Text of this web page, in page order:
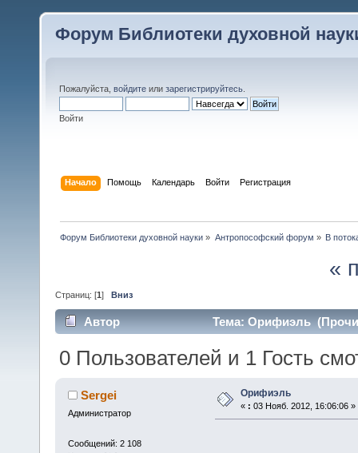
Форум Библиотеки духовной
Пожалуйста, войдите или зарегистрируйтесь
Войти
Начало Помощь Календарь Войти Регистрация
Форум Библиотеки духовной науки » Антропософский форум » В
«
Страниц: [1 ] Вниз
Автор Тема: Орифиэль
0 Пользователей и 1 Гость
Sergei
Администратор
Сообщений: 2 108
Орифиэль
« : 03 Нояб. 2012, 16:06:06 »